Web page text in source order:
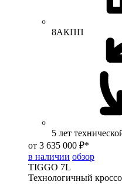
8АКПП
5 лет
от 3 635 000 ₽*
в наличии обзор
TIGGO 7L
Технологичный